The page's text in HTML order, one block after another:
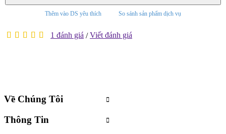
Thêm vào DS yêu thích So sánh sản phẩm dịch vụ
1 đánh giá /Viết đánh giá
Về Chúng Tôi
Thông Tin